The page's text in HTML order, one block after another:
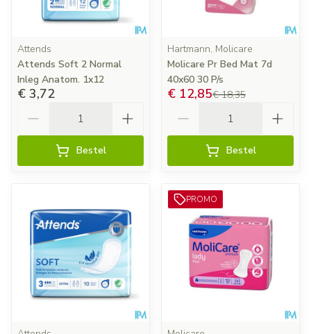
Attends
Attends Soft 2 Normal
Inleg Anatom. 1x12
€ 3,72
Bestel
Hartmann, Molicare
Molicare Pr Bed Mat 7d
40x60 30 P/s
€ 18,35
€ 12,85
Bestel
PROMO